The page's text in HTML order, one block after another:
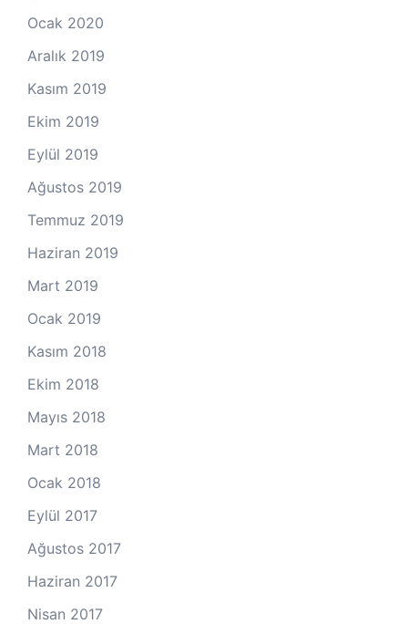
Ocak 2020
Aralık 2019
Kasım 2019
Ekim 2019
Eylül 2019
Ağustos 2019
Temmuz 2019
Haziran 2019
Mart 2019
Ocak 2019
Kasım 2018
Ekim 2018
Mayıs 2018
Mart 2018
Ocak 2018
Eylül 2017
Ağustos 2017
Haziran 2017
Nisan 2017